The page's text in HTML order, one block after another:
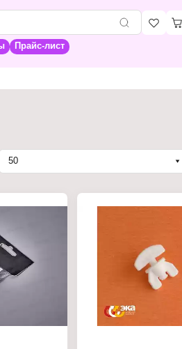
Прайс-лист
50